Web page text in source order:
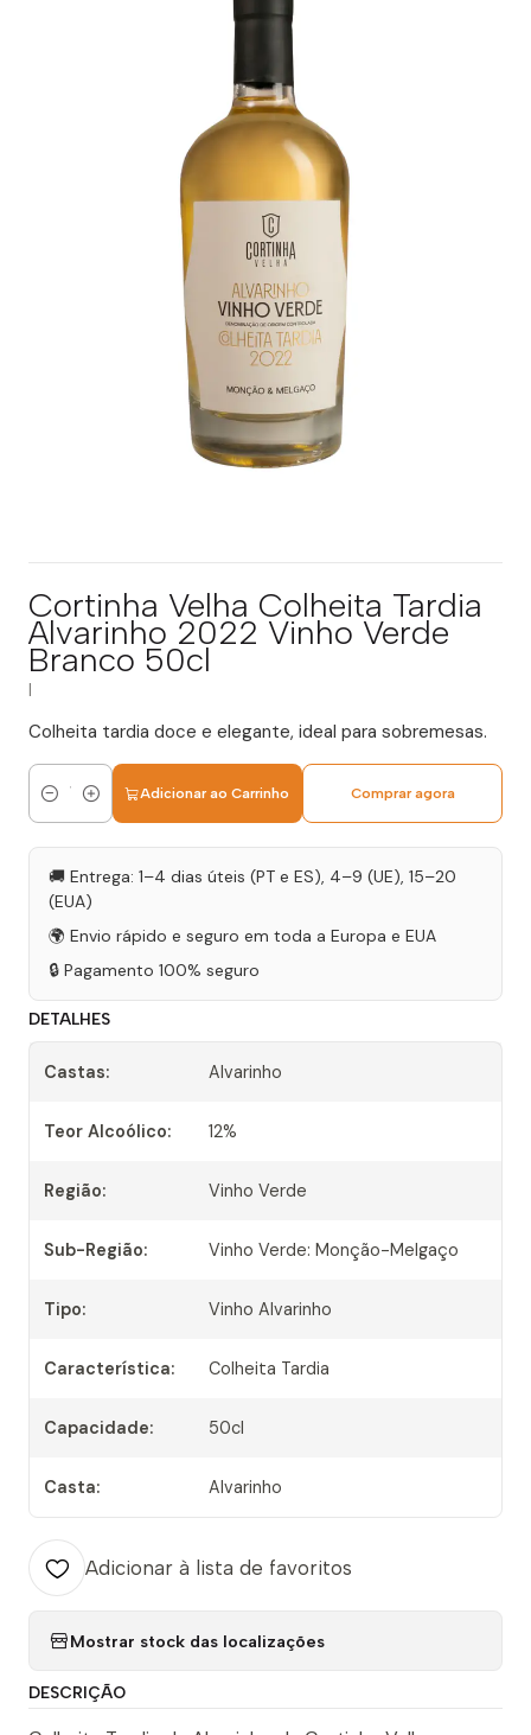
Cortinha Velha Colheita Tardia
Alvarinho 2022 Vinho Verde
Branco 50cl
Colheita tardia doce e elegante, ideal para sobremesas.
Quantidade
Adicionar ao Carrinho Comprar agora
🚚 Entrega: 1–4 dias úteis (PT e ES), 4–9 (UE), 15–20
(EUA)
🌍 Envio rápido e seguro em toda a Europa e EUA
🔒 Pagamento 100% seguro
DETALHES
Castas: Alvarinho
Teor Alcoólico: 12%
Região: Vinho Verde
Sub-Região: Vinho Verde: Monção-Melgaço
Tipo: Vinho Alvarinho
Característica: Colheita Tardia
Capacidade: 50cl
Casta: Alvarinho
Adicionar à lista de favoritos
Mostrar stock das localizações
DESCRIÇÃO